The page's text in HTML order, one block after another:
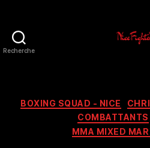
Recherche
BOXING SQUAD - NICE
COMBATTANTS
MMA MIXED